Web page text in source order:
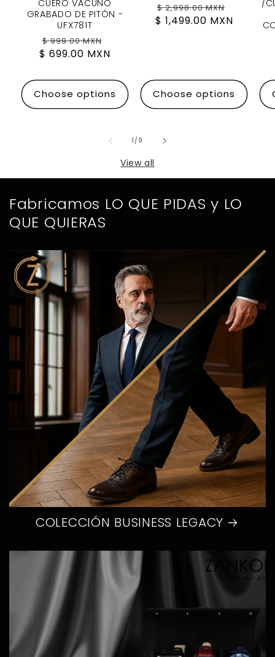
CUERO VACUNO
GRABADO DE PITÓN -
UFX781T
Regular
price
$ 999.00 MXN
price
$ 699.00 MXN
Choose options
Regular
price
$ 2,998.00 MXN
price
$ 1,499.00 MXN
Choose options
/
1/of
9
View all
Fabricamos LO QUE PIDAS y LO
QUE QUIERAS
COLECCIÓN BUSINESS LEGACY